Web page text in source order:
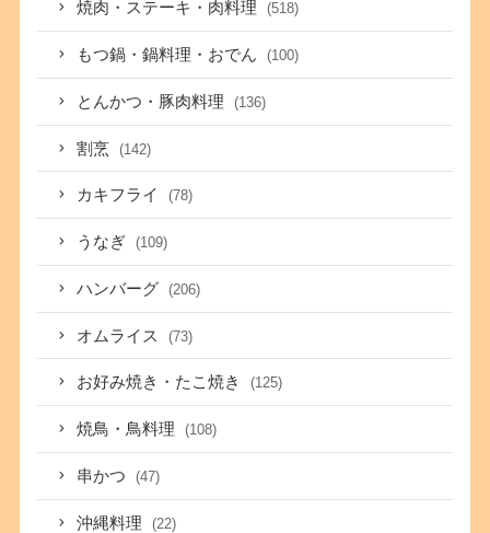
焼肉・ステーキ・肉料理 (518)
もつ鍋・鍋料理・おでん (100)
とんかつ・豚肉料理 (136)
割烹 (142)
カキフライ (78)
うなぎ (109)
ハンバーグ (206)
オムライス (73)
お好み焼き・たこ焼き (125)
焼鳥・鳥料理 (108)
串かつ (47)
沖縄料理 (22)